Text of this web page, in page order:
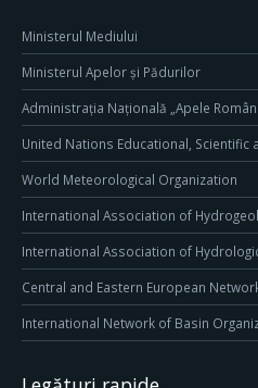
Ministerul Mediului
Ministerul Apelor și Pădurilor
Administrația Națională „Apele
United Nations Educational, Scientific
World Meteorological Organization
International Association of
International Association of
Central and Eastern European
International Network of Basin